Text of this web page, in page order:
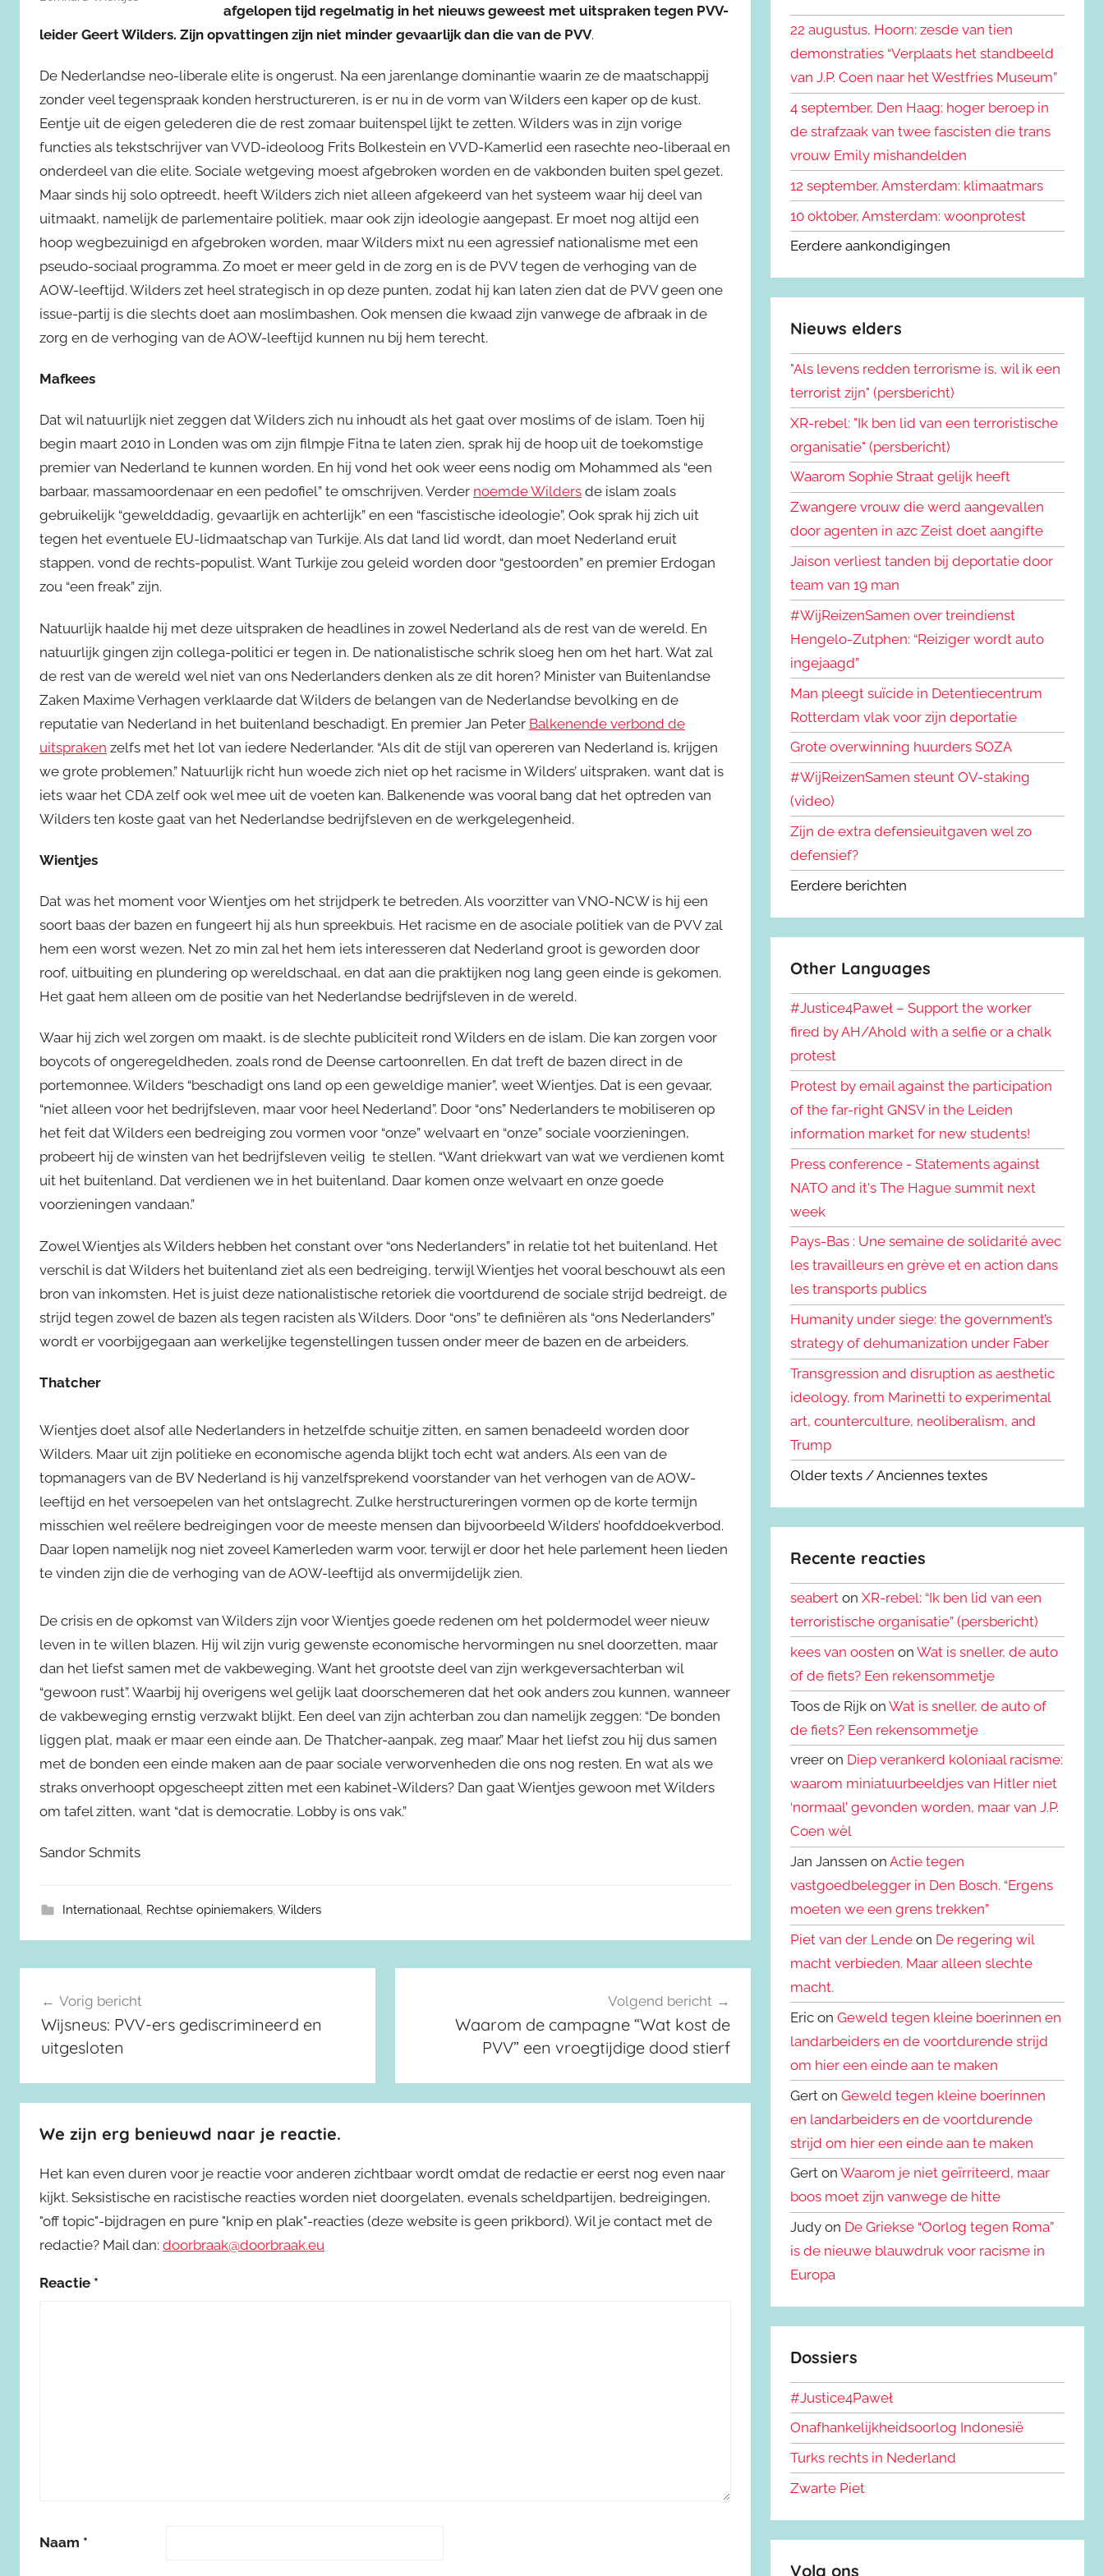
afgelopen tijd regelmatig in het nieuws geweest met uitspraken tegen PVV-
leider Geert Wilders. Zijn opvattingen zijn niet minder gevaarlijk dan die van de PVV.
De Nederlandse neo-liberale elite is ongerust. Na een jarenlange dominantie waarin ze de maatschappij
zonder veel tegenspraak konden herstructureren, is er nu in de vorm van Wilders een kaper op de kust.
Eentje uit de eigen gelederen die de rest zomaar buitenspel lijkt te zetten. Wilders was in zijn vorige
functies als tekstschrijver van VVD-ideoloog Frits Bolkestein en VVD-Kamerlid een rasechte neo-liberaal en
onderdeel van die elite. Sociale wetgeving moest afgebroken worden en de vakbonden buiten spel gezet.
Maar sinds hij solo optreedt, heeft Wilders zich niet alleen afgekeerd van het systeem waar hij deel van
uitmaakt, namelijk de parlementaire politiek, maar ook zijn ideologie aangepast. Er moet nog altijd een
hoop wegbezuinigd en afgebroken worden, maar Wilders mixt nu een agressief nationalisme met een
pseudo-sociaal programma. Zo moet er meer geld in de zorg en is de PVV tegen de verhoging van de
AOW-leeftijd. Wilders zet heel strategisch in op deze punten, zodat hij kan laten zien dat de PVV geen one
issue-partij is die slechts doet aan moslimbashen. Ook mensen die kwaad zijn vanwege de afbraak in de
zorg en de verhoging van de AOW-leeftijd kunnen nu bij hem terecht.
Mafkees
Dat wil natuurlijk niet zeggen dat Wilders zich nu inhoudt als het gaat over moslims of de islam. Toen hij
begin maart 2010 in Londen was om zijn filmpje Fitna te laten zien, sprak hij de hoop uit de toekomstige
premier van Nederland te kunnen worden. En hij vond het ook weer eens nodig om Mohammed als “een
barbaar, massamoordenaar en een pedofiel” te omschrijven. Verder noemde Wilders de islam zoals
gebruikelijk “gewelddadig, gevaarlijk en achterlijk” en een “fascistische ideologie”. Ook sprak hij zich uit
tegen het eventuele EU-lidmaatschap van Turkije. Als dat land lid wordt, dan moet Nederland eruit
stappen, vond de rechts-populist. Want Turkije zou geleid worden door “gestoorden” en premier Erdogan
zou “een freak” zijn.
Natuurlijk haalde hij met deze uitspraken de headlines in zowel Nederland als de rest van de wereld. En
natuurlijk gingen zijn collega-politici er tegen in. De nationalistische schrik sloeg hen om het hart. Wat zal
de rest van de wereld wel niet van ons Nederlanders denken als ze dit horen? Minister van Buitenlandse
Zaken Maxime Verhagen verklaarde dat Wilders de belangen van de Nederlandse bevolking en de
reputatie van Nederland in het buitenland beschadigt. En premier Jan Peter Balkenende verbond de
uitspraken zelfs met het lot van iedere Nederlander. “Als dit de stijl van opereren van Nederland is, krijgen
we grote problemen.” Natuurlijk richt hun woede zich niet op het racisme in Wilders’ uitspraken, want dat is
iets waar het CDA zelf ook wel mee uit de voeten kan. Balkenende was vooral bang dat het optreden van
Wilders ten koste gaat van het Nederlandse bedrijfsleven en de werkgelegenheid.
Wientjes
Dat was het moment voor Wientjes om het strijdperk te betreden. Als voorzitter van VNO-NCW is hij een
soort baas der bazen en fungeert hij als hun spreekbuis. Het racisme en de asociale politiek van de PVV zal
hem een worst wezen. Net zo min zal het hem iets interesseren dat Nederland groot is geworden door
roof, uitbuiting en plundering op wereldschaal, en dat aan die praktijken nog lang geen einde is gekomen.
Het gaat hem alleen om de positie van het Nederlandse bedrijfsleven in de wereld.
Waar hij zich wel zorgen om maakt, is de slechte publiciteit rond Wilders en de islam. Die kan zorgen voor
boycots of ongeregeldheden, zoals rond de Deense cartoonrellen. En dat treft de bazen direct in de
portemonnee. Wilders “beschadigt ons land op een geweldige manier”, weet Wientjes. Dat is een gevaar,
“niet alleen voor het bedrijfsleven, maar voor heel Nederland”. Door “ons” Nederlanders te mobiliseren op
het feit dat Wilders een bedreiging zou vormen voor “onze” welvaart en “onze” sociale voorzieningen,
probeert hij de winsten van het bedrijfsleven veilig te stellen. “Want driekwart van wat we verdienen komt
uit het buitenland. Dat verdienen we in het buitenland. Daar komen onze welvaart en onze goede
voorzieningen vandaan.”
Zowel Wientjes als Wilders hebben het constant over “ons Nederlanders” in relatie tot het buitenland. Het
verschil is dat Wilders het buitenland ziet als een bedreiging, terwijl Wientjes het vooral beschouwt als een
bron van inkomsten. Het is juist deze nationalistische retoriek die voortdurend de sociale strijd bedreigt, de
strijd tegen zowel de bazen als tegen racisten als Wilders. Door “ons” te definiëren als “ons Nederlanders”
wordt er voorbijgegaan aan werkelijke tegenstellingen tussen onder meer de bazen en de arbeiders.
Thatcher
Wientjes doet alsof alle Nederlanders in hetzelfde schuitje zitten, en samen benadeeld worden door
Wilders. Maar uit zijn politieke en economische agenda blijkt toch echt wat anders. Als een van de
topmanagers van de BV Nederland is hij vanzelfsprekend voorstander van het verhogen van de AOW-
leeftijd en het versoepelen van het ontslagrecht. Zulke herstructureringen vormen op de korte termijn
misschien wel reëlere bedreigingen voor de meeste mensen dan bijvoorbeeld Wilders’ hoofddoekverbod.
Daar lopen namelijk nog niet zoveel Kamerleden warm voor, terwijl er door het hele parlement heen lieden
te vinden zijn die de verhoging van de AOW-leeftijd als onvermijdelijk zien.
De crisis en de opkomst van Wilders zijn voor Wientjes goede redenen om het poldermodel weer nieuw
leven in te willen blazen. Hij wil zijn vurig gewenste economische hervormingen nu snel doorzetten, maar
dan het liefst samen met de vakbeweging. Want het grootste deel van zijn werkgeversachterban wil
“gewoon rust”. Waarbij hij overigens wel gelijk laat doorschemeren dat het ook anders zou kunnen, wanneer
de vakbeweging ernstig verzwakt blijkt. Een deel van zijn achterban zou dan namelijk zeggen: “De bonden
liggen plat, maak er maar een einde aan. De Thatcher-aanpak, zeg maar.” Maar het liefst zou hij dus samen
met de bonden een einde maken aan de paar sociale verworvenheden die ons nog resten. En wat als we
straks onverhoopt opgescheept zitten met een kabinet-Wilders? Dan gaat Wientjes gewoon met Wilders
om tafel zitten, want “dat is democratie. Lobby is ons vak.”
Sandor Schmits
Internationaal, Rechtse opiniemakers,Wilders
Berichtnavigatie
Vorig bericht
Wijsneus: PVV-ers gediscrimineerd en
uitgesloten
Volgend bericht
Waarom de campagne “Wat kost de
PVV” een vroegtijdige dood stierf
We zijn erg benieuwd naar je reactie.
Het kan even duren voor je reactie voor anderen zichtbaar wordt omdat de redactie er eerst nog even naar
kijkt. Seksistische en racistische reacties worden niet doorgelaten, evenals scheldpartijen, bedreigingen,
"off topic"-bijdragen en pure "knip en plak"-reacties (deze website is geen prikbord). Wil je contact met de
redactie? Mail dan: doorbraak@doorbraak.eu
Reactie *
Naam *
n
a
a
r
:
n
22 augustus, Hoorn: zesde van tien
demonstraties “Verplaats het standbeeld
van J.P. Coen naar het Westfries Museum”
4 september, Den Haag: hoger beroep in
de strafzaak van twee fascisten die trans
vrouw Emily mishandelden
12 september, Amsterdam: klimaatmars
10 oktober, Amsterdam: woonprotest
Eerdere aankondigingen
Nieuws elders
"Als levens redden terrorisme is, wil ik een
terrorist zijn" (persbericht)
XR-rebel: "Ik ben lid van een terroristische
organisatie" (persbericht)
Waarom Sophie Straat gelijk heeft
Zwangere vrouw die werd aangevallen
door agenten in azc Zeist doet aangifte
Jaison verliest tanden bij deportatie door
team van 19 man
#WijReizenSamen over treindienst
Hengelo-Zutphen: “Reiziger wordt auto
ingejaagd”
Man pleegt suïcide in Detentiecentrum
Rotterdam vlak voor zijn deportatie
Grote overwinning huurders SOZA
#WijReizenSamen steunt OV-staking
(video)
Zijn de extra defensieuitgaven wel zo
defensief?
Eerdere berichten
Other Languages
#Justice4Paweł – Support the worker
fired by AH/Ahold with a selfie or a chalk
protest
Protest by email against the participation
of the far-right GNSV in the Leiden
information market for new students!
Press conference - Statements against
NATO and it's The Hague summit next
week
Pays-Bas : Une semaine de solidarité avec
les travailleurs en grève et en action dans
les transports publics
Humanity under siege: the government’s
strategy of dehumanization under Faber
Transgression and disruption as aesthetic
ideology, from Marinetti to experimental
art, counterculture, neoliberalism, and
Trump
Older texts / Anciennes textes
Recente reacties
seabert onXR-rebel: “Ik ben lid van een
terroristische organisatie” (persbericht)
kees van oosten onWat is sneller, de auto
of de fiets? Een rekensommetje
Toos de Rijk onWat is sneller, de auto of
de fiets? Een rekensommetje
vreer on Diep verankerd koloniaal racisme:
waarom miniatuurbeeldjes van Hitler niet
‘normaal’ gevonden worden, maar van J.P.
Coen wèl
Jan Janssen onActie tegen
vastgoedbelegger in Den Bosch. “Ergens
moeten we een grens trekken”
Piet van der Lende on De regering wil
macht verbieden. Maar alleen slechte
macht.
Eric onGeweld tegen kleine boerinnen en
landarbeiders en de voortdurende strijd
om hier een einde aan te maken
Gert onGeweld tegen kleine boerinnen
en landarbeiders en de voortdurende
strijd om hier een einde aan te maken
Gert onWaarom je niet geïrriteerd, maar
boos moet zijn vanwege de hitte
Judy on De Griekse “Oorlog tegen Roma”
is de nieuwe blauwdruk voor racisme in
Europa
Dossiers
#Justice4Paweł
Onafhankelijkheidsoorlog Indonesië
Turks rechts in Nederland
Zwarte Piet
Volg ons